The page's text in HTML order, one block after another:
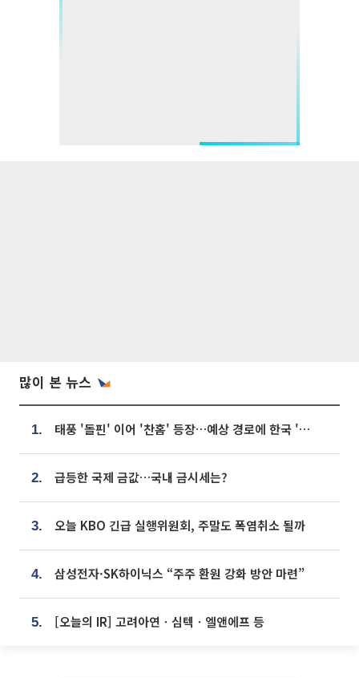
많이 본 뉴스
1. 태풍 '돌핀' 이어 '찬홈' 등장…예상 경로에 한국 '한숨'
2. 급등한 국제 금값…국내 금시세는?
3. 오늘 KBO 긴급 실행위원회, 주말도 폭염취소 될까
4. 삼성전자·SK하이닉스 “주주 환원 강화 방안 마련”
5. [오늘의 IR] 고려아연ㆍ심텍ㆍ엘앤에프 등